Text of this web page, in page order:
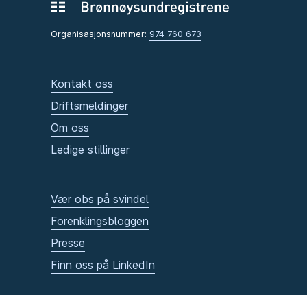
Organisasjonsnummer: 974 760 673
Kontakt oss
Driftsmeldinger
Om oss
Ledige stillinger
Vær obs på svindel
Forenklingsbloggen
Presse
Finn oss på LinkedIn